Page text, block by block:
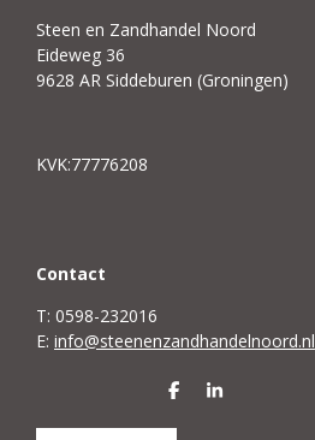
Steen en Zandhandel Noord
Eideweg 36
9628 AR Siddeburen (Groningen)
KVK:77776208
Contact
T: 0598-232016
E: info@steenenzandhandelnoord.nl
D
l
S